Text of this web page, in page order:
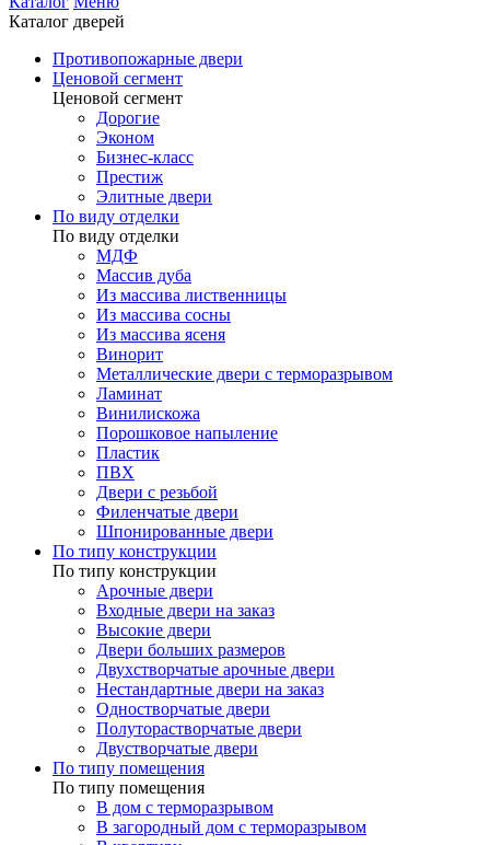
Каталог дверей
Противопожарные двери
Ценовой сегмент
Ценовой сегмент
Дорогие
Эконом
Бизнес-класс
Престиж
Элитные двери
По виду отделки
По виду отделки
МДФ
Массив дуба
Из массива лиственницы
Из массива сосны
Из массива ясеня
Винорит
Металлические двери с терморазрывом
Ламинат
Винилискожа
Порошковое напыление
Пластик
ПВХ
Двери с резьбой
Филенчатые двери
Шпонированные двери
По типу конструкции
По типу конструкции
Арочные двери
Входные двери на заказ
Высокие двери
Двери больших размеров
Двухстворчатые арочные двери
Нестандартные двери на заказ
Одностворчатые двери
Полуторастворчатые двери
Двустворчатые двери
По типу помещения
По типу помещения
В дом с терморазрывом
В загородный дом с терморазрывом